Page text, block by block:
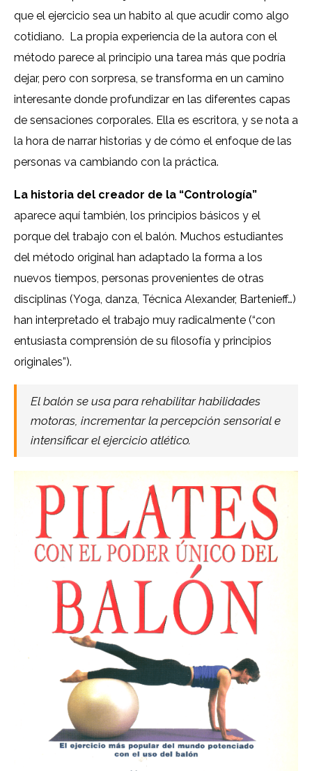
que el ejercicio sea un habito al que acudir como algo
cotidiano. La propia experiencia de la autora con el
método parece al principio una tarea más que podría
dejar, pero con sorpresa, se transforma en un camino
interesante donde profundizar en las diferentes capas
de sensaciones corporales. Ella es escritora, y se nota a
la hora de narrar historias y de cómo el enfoque de las
personas va cambiando con la práctica.
La historia del creador de la “Contrología”
aparece aquí también, los principios básicos y el
porque del trabajo con el balón. Muchos estudiantes
del método original han adaptado la forma a los
nuevos tiempos, personas provenientes de otras
disciplinas (Yoga, danza, Técnica Alexander, Bartenieff…)
han interpretado el trabajo muy radicalmente (“con
entusiasta comprensión de su filosofía y principios
originales”).
El balón se usa para rehabilitar habilidades
motoras, incrementar la percepción sensorial e
intensificar el ejercicio atlético.